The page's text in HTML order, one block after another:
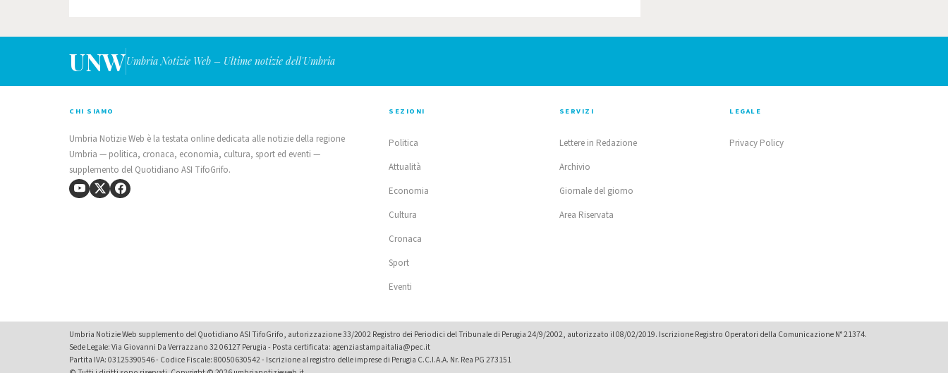
UNWUmbria Notizie Web – Ultime notizie dell'Umbria
CHI SIAMO
Umbria Notizie Web è la testata online dedicata alle notizie della regione
Umbria — politica, cronaca, economia, cultura, sport ed eventi —
supplemento del Quotidiano ASI TifoGrifo.
SEZIONI
Politica
Attualità
Economia
Cultura
Cronaca
Sport
Eventi
SERVIZI
Lettere in Redazione
Archivio
Giornale del giorno
Area Riservata
LEGALE
Privacy Policy
Umbria Notizie Web supplemento del Quotidiano ASI TifoGrifo, autorizzazione 33/2002 Registro dei Periodici del Tribunale di Perugia 24/9/2002, autorizzato il 08/02/2019. Iscrizione Registro Operatori della Comunicazione N° 21374.
Sede Legale: Via Giovanni Da Verrazzano 32 06127 Perugia - Posta certificata: agenziastampaitalia@pec.it
Partita IVA: 03125390546 - Codice Fiscale: 80050630542 - Iscrizione al registro delle imprese di Perugia C.C.I.A.A. Nr. Rea PG 273151